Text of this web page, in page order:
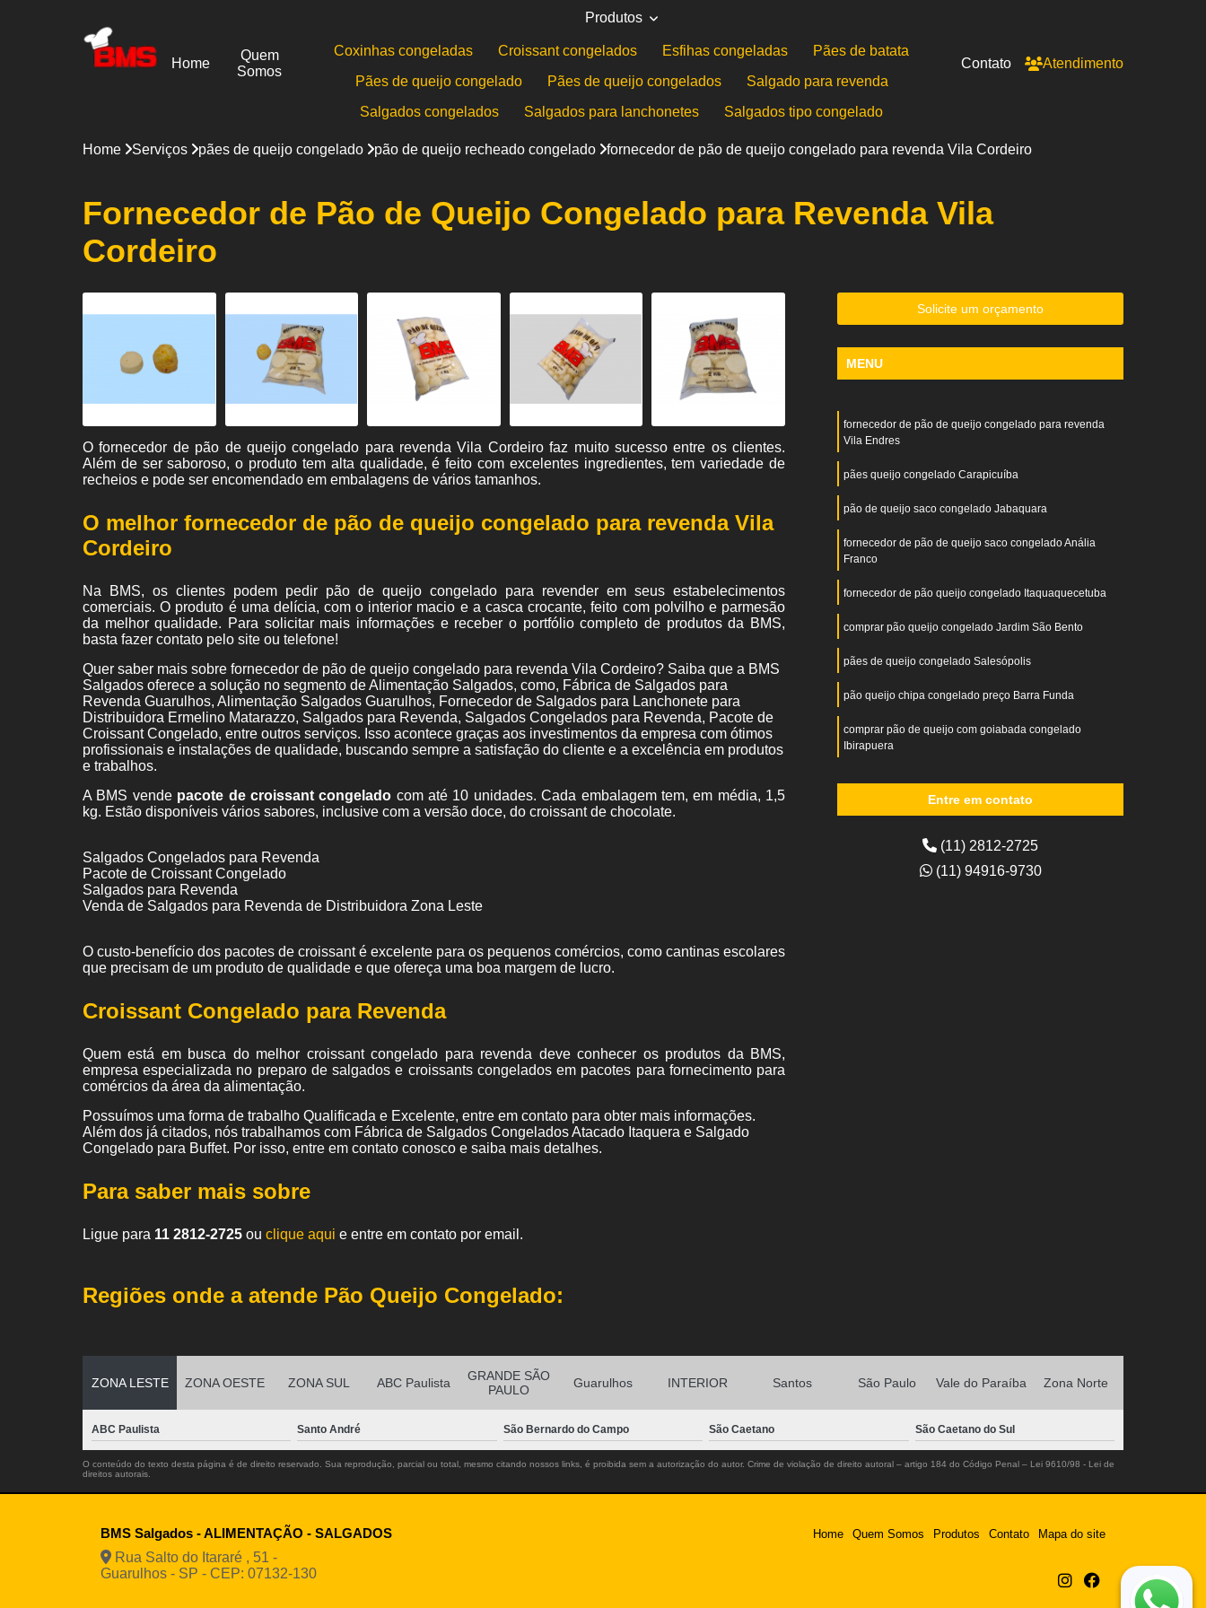
Home
Quem
Somos
Produtos
Coxinhas congeladas Croissant congelados Esfihas congeladas
Pães de batata
Pães de queijo congelado
Pães de queijo congelados
Salgado para revenda
Salgados congelados
Salgados para lanchonetes Salgados tipo congelado
Contato Atendimento
Home Serviços pães de queijo congelado pão de queijo recheado congelado fornecedor de pão de queijo congelado para revenda Vila Cordeiro
Fornecedor de Pão de Queijo Congelado para Revenda Vila
Cordeiro
O fornecedor de pão de queijo congelado para revenda Vila Cordeiro faz muito sucesso entre os clientes.
Além de ser saboroso, o produto tem alta qualidade, é feito com excelentes ingredientes, tem variedade de
recheios e pode ser encomendado em embalagens de vários tamanhos.
O melhor fornecedor de pão de queijo congelado para revenda Vila
Cordeiro
Na BMS, os clientes podem pedir pão de queijo congelado para revender em seus estabelecimentos
comerciais. O produto é uma delícia, com o interior macio e a casca crocante, feito com polvilho e parmesão
da melhor qualidade. Para solicitar mais informações e receber o portfólio completo de produtos da BMS,
basta fazer contato pelo site ou telefone!
Quer saber mais sobre fornecedor de pão de queijo congelado para revenda Vila Cordeiro? Saiba que a BMS
Salgados oferece a solução no segmento de Alimentação Salgados, como, Fábrica de Salgados para
Revenda Guarulhos, Alimentação Salgados Guarulhos, Fornecedor de Salgados para Lanchonete para
Distribuidora Ermelino Matarazzo, Salgados para Revenda, Salgados Congelados para Revenda, Pacote de
Croissant Congelado, entre outros serviços. Isso acontece graças aos investimentos da empresa com ótimos
profissionais e instalações de qualidade, buscando sempre a satisfação do cliente e a excelência em produtos
e trabalhos.
A BMS vende pacote de croissant congelado com até 10 unidades. Cada embalagem tem, em média, 1,5
kg. Estão disponíveis vários sabores, inclusive com a versão doce, do croissant de chocolate.
Salgados Congelados para Revenda
Pacote de Croissant Congelado
Salgados para Revenda
Venda de Salgados para Revenda de Distribuidora Zona Leste
O custo-benefício dos pacotes de croissant é excelente para os pequenos comércios, como cantinas escolares
que precisam de um produto de qualidade e que ofereça uma boa margem de lucro.
Croissant Congelado para Revenda
Quem está em busca do melhor croissant congelado para revenda deve conhecer os produtos da BMS,
empresa especializada no preparo de salgados e croissants congelados em pacotes para fornecimento para
comércios da área da alimentação.
Possuímos uma forma de trabalho Qualificada e Excelente, entre em contato para obter mais informações.
Além dos já citados, nós trabalhamos com Fábrica de Salgados Congelados Atacado Itaquera e Salgado
Congelado para Buffet. Por isso, entre em contato conosco e saiba mais detalhes.
Para saber mais sobre
Ligue para 11 2812-2725 ou clique aqui e entre em contato por email.
Solicite um orçamento
MENU
fornecedor de pão de queijo congelado para revenda
Vila Endres
pães queijo congelado Carapicuíba
pão de queijo saco congelado Jabaquara
fornecedor de pão de queijo saco congelado Anália
Franco
fornecedor de pão queijo congelado Itaquaquecetuba
comprar pão queijo congelado Jardim São Bento
pães de queijo congelado Salesópolis
pão queijo chipa congelado preço Barra Funda
comprar pão de queijo com goiabada congelado
Ibirapuera
Entre em contato
(11) 2812-2725
(11) 94916-9730
Regiões onde a atende Pão Queijo Congelado:
ZONA LESTE ZONA OESTE ZONA SUL ABC Paulista
GRANDE SÃO
PAULO
Guarulhos INTERIOR Santos São Paulo Vale do Paraíba Zona Norte
ABC Paulista Santo André São Bernardo do Campo São Caetano São Caetano do Sul
O conteúdo do texto desta página é de direito reservado. Sua reprodução, parcial ou total, mesmo citando nossos links, é proibida sem a autorização do autor. Crime de violação de direito autoral – artigo 184 do Código Penal – Lei 9610/98 - Lei de
direitos autorais
BMS Salgados - ALIMENTAÇÃO - SALGADOS
Rua Salto do Itararé , 51 -
Guarulhos - SP - CEP: 07132-130
Home Quem Somos Produtos Contato Mapa do site